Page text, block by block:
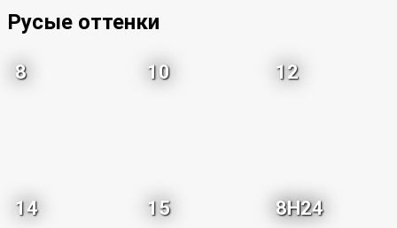
Русые оттенки
8 10 12
14 15 8H24